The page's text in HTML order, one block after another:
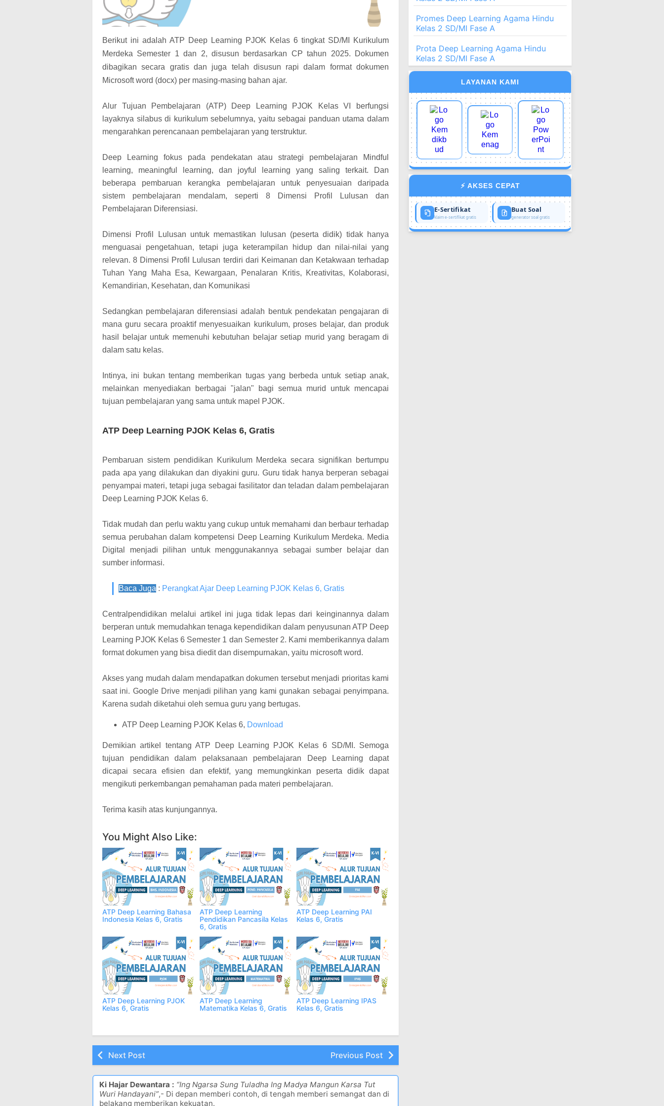
Berikut ini adalah ATP Deep Learning PJOK Kelas 6 tingkat SD/MI Kurikulum
Merdeka Semester 1 dan 2, disusun berdasarkan CP tahun 2025. Dokumen
dibagikan secara gratis dan juga telah disusun rapi dalam format dokumen
Microsoft word (docx) per masing-masing bahan ajar.
Alur Tujuan Pembelajaran (ATP) Deep Learning PJOK Kelas VI berfungsi
layaknya silabus di kurikulum sebelumnya, yaitu sebagai panduan utama dalam
mengarahkan perencanaan pembelajaran yang terstruktur.
Deep Learning fokus pada pendekatan atau strategi pembelajaran Mindful
learning, meaningful learning, dan joyful learning yang saling terkait. Dan
beberapa pembaruan kerangka pembelajaran untuk penyesuaian daripada
sistem pembelajaran mendalam, seperti 8 Dimensi Profil Lulusan dan
Pembelajaran Diferensiasi.
Dimensi Profil Lulusan untuk memastikan lulusan (peserta didik) tidak hanya
menguasai pengetahuan, tetapi juga keterampilan hidup dan nilai-nilai yang
relevan. 8 Dimensi Profil Lulusan terdiri dari Keimanan dan Ketakwaan terhadap
Tuhan Yang Maha Esa, Kewargaan, Penalaran Kritis, Kreativitas, Kolaborasi,
Kemandirian, Kesehatan, dan Komunikasi
Sedangkan pembelajaran diferensiasi adalah bentuk pendekatan pengajaran di
mana guru secara proaktif menyesuaikan kurikulum, proses belajar, dan produk
hasil belajar untuk memenuhi kebutuhan belajar setiap murid yang beragam di
dalam satu kelas.
Intinya, ini bukan tentang memberikan tugas yang berbeda untuk setiap anak,
melainkan menyediakan berbagai "jalan" bagi semua murid untuk mencapai
tujuan pembelajaran yang sama untuk mapel PJOK.
ATP Deep Learning PJOK Kelas 6, Gratis
Pembaruan sistem pendidikan Kurikulum Merdeka secara signifikan bertumpu
pada apa yang dilakukan dan diyakini guru. Guru tidak hanya berperan sebagai
penyampai materi, tetapi juga sebagai fasilitator dan teladan dalam pembelajaran
Deep Learning PJOK Kelas 6.
Tidak mudah dan perlu waktu yang cukup untuk memahami dan berbaur terhadap
semua perubahan dalam kompetensi Deep Learning Kurikulum Merdeka. Media
Digital menjadi pilihan untuk menggunakannya sebagai sumber belajar dan
sumber informasi.
Baca Juga : Perangkat Ajar Deep Learning PJOK Kelas 6, Gratis
Centralpendidikan melalui artikel ini juga tidak lepas dari keinginannya dalam
berperan untuk memudahkan tenaga kependidikan dalam penyusunan ATP Deep
Learning PJOK Kelas 6 Semester 1 dan Semester 2. Kami memberikannya dalam
format dokumen yang bisa diedit dan disempurnakan, yaitu microsoft word.
Akses yang mudah dalam mendapatkan dokumen tersebut menjadi prioritas kami
saat ini. Google Drive menjadi pilihan yang kami gunakan sebagai penyimpana.
Karena sudah diketahui oleh semua guru yang bertugas.
ATP Deep Learning PJOK Kelas 6, Download
Demikian artikel tentang ATP Deep Learning PJOK Kelas 6 SD/MI. Semoga
tujuan pendidikan dalam pelaksanaan pembelajaran Deep Learning dapat
dicapai secara efisien dan efektif, yang memungkinkan peserta didik dapat
mengikuti perkembangan pemahaman pada materi pembelajaran.
Terima kasih atas kunjungannya.
You Might Also Like:
ATP Deep Learning Bahasa
Indonesia Kelas 6, Gratis
ATP Deep Learning
Pendidikan Pancasila Kelas
6, Gratis
ATP Deep Learning PAI
Kelas 6, Gratis
ATP Deep Learning PJOK
Kelas 6, Gratis
ATP Deep Learning
Matematika Kelas 6, Gratis
ATP Deep Learning IPAS
Kelas 6, Gratis
Next Post Previous Post
Ki Hajar Dewantara : “Ing Ngarsa Sung Tuladha Ing Madya Mangun Karsa Tut
Wuri Handayani”,- Di depan memberi contoh, di tengah memberi semangat dan di
belakang memberikan kekuatan.
Promes Deep Learning Agama Hindu
Kelas 2 SD/MI Fase A
Prota Deep Learning Agama Hindu
Kelas 2 SD/MI Fase A
LAYANAN KAMI
⚡ AKSES CEPAT
E-Sertifikat
klaim e-sertifikat gratis
Buat Soal
generator soal gratis